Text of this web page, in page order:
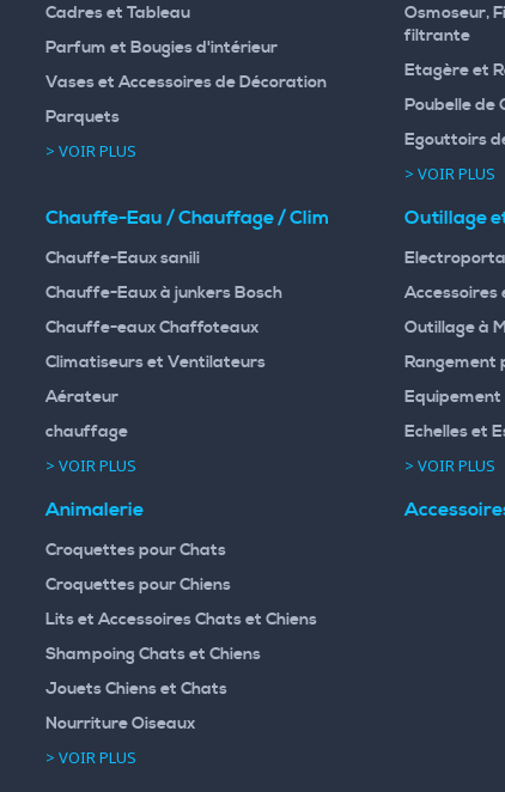
Cadres et Tableau
Parfum et Bougies d'intérieur
Vases et Accessoires de Décoration
Parquets
> VOIR PLUS
Osmoseur,
filtrante
Etagère et
Poubelle de
Egouttoirs
> VOIR PLUS
Chauffe-Eau / Chauffage / Clim
Chauffe-Eaux sanili
Chauffe-Eaux à junkers Bosch
Chauffe-eaux Chaffoteaux
Climatiseurs et Ventilateurs
Aérateur
chauffage
> VOIR PLUS
Outillage
Outillage à
Rangement
Echelles et
> VOIR PLUS
Animalerie
Croquettes pour Chats
Croquettes pour Chiens
Lits et Accessoires Chats et Chiens
Shampoing Chats et Chiens
Jouets Chiens et Chats
Nourriture Oiseaux
> VOIR PLUS